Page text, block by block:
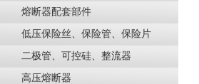
熔断器配套部件
低压保险丝、保险管、保险片
二极管、可控硅、整流器
高压熔断器